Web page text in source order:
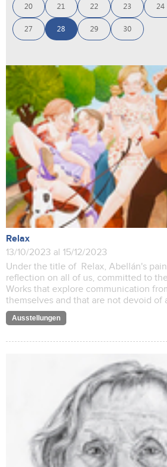
20 21 22 23 24
27 28 29 30
Relax
13/10/2023 al 15/12/2023
Under the title of Relax, Abellán's
reflection on all of us, committed to
Works that explore communication
themselves and that are not devoid of
Ausstellungen